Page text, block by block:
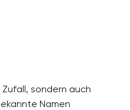
sondern auch
Namen